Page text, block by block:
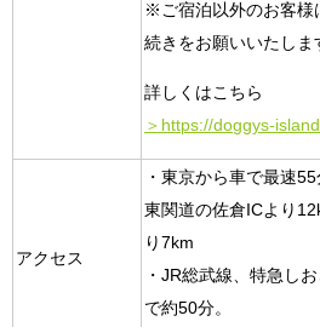
※ご宿泊以外のお客様
続きをお願いいたしま
詳しくはこちら
＞https://doggys-
アクセス
・東京から車で最速55
東関道の佐倉ICより
り7km
・JR総武線、特急し
で約50分。